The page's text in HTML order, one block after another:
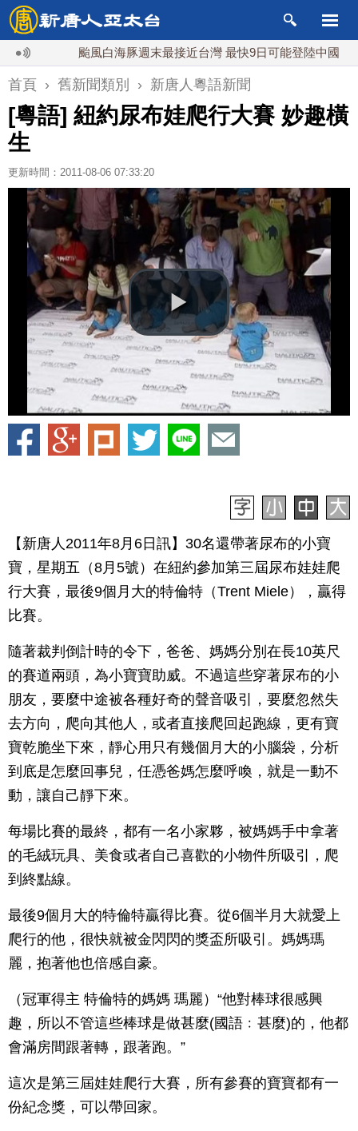
颱風白海豚週末最接近台灣 最快9日可能登陸中國
首頁 › 舊新聞類別 › 新唐人粵語新聞
[粵語] 紐約尿布娃爬行大賽 妙趣橫
生
更新時間：2011-08-06 07:33:20
【新唐人2011年8月6日訊】30名還帶著尿布的小寶
寶，星期五（8月5號）在紐約參加第三屆尿布娃娃爬
行大賽，最後9個月大的特倫特（Trent Miele），贏得
比賽。
隨著裁判倒計時的令下，爸爸、媽媽分別在長10英尺
的賽道兩頭，為小寶寶助威。不過這些穿著尿布的小
朋友，要麼中途被各種好奇的聲音吸引，要麼忽然失
去方向，爬向其他人，或者直接爬回起跑線，更有寶
寶乾脆坐下來，靜心用只有幾個月大的小腦袋，分析
到底是怎麼回事兒，任憑爸媽怎麼呼喚，就是一動不
動，讓自己靜下來。
每場比賽的最終，都有一名小家夥，被媽媽手中拿著
的毛絨玩具、美食或者自己喜歡的小物件所吸引，爬
到終點線。
最後9個月大的特倫特贏得比賽。從6個半月大就愛上
爬行的他，很快就被金閃閃的獎盃所吸引。媽媽瑪
麗，抱著他也倍感自豪。
（冠軍得主 特倫特的媽媽 瑪麗）“他對棒球很感興
趣，所以不管這些棒球是做甚麼(國語﹕甚麼)的，他都
會滿房間跟著轉，跟著跑。”
這次是第三屆娃娃爬行大賽，所有參賽的寶寶都有一
份紀念獎，可以帶回家。